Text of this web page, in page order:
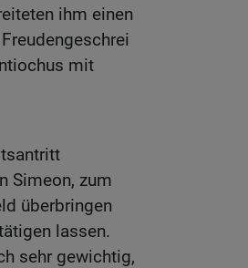
ihm einen
mit
Simeon, zum
überbringen
lassen.
sehr gewichtig,